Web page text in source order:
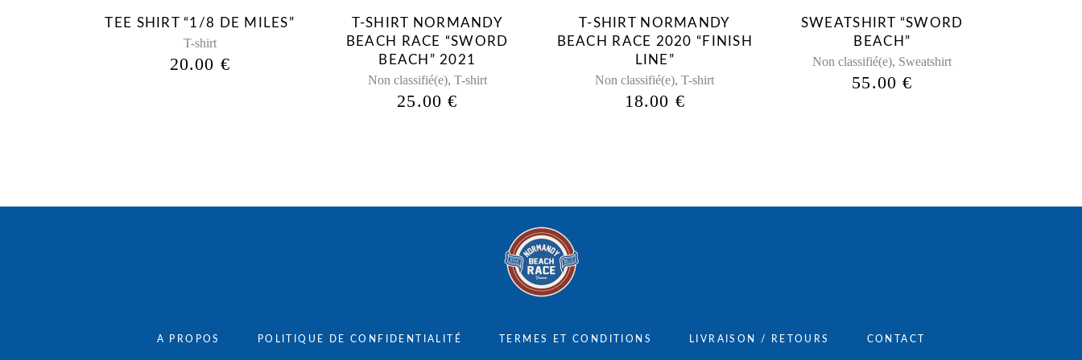
peuvent
être
choisies
sur
TEE SHIRT “1/8 DE MILES”
T-shirt
20.00 €
être
choisies
sur
la
page
T-SHIRT NORMANDY
BEACH RACE “SWORD
BEACH” 2021
Non classifié(e), T-shirt
25.00 €
être
choisies
sur
la
page
T-SHIRT NORMANDY
BEACH RACE 2020 “FINISH
LINE”
Non classifié(e),T-shirt
18.00 €
être
choisies
sur
la
SWEATSHIRT “SWORD
BEACH”
Non classifié(e), Sweatshirt
55.00 €
A PROPOS POLITIQUE DE CONFIDENTIALITÉ TERMES ET CONDITIONS LIVRAISON / RETOURS CONTACT